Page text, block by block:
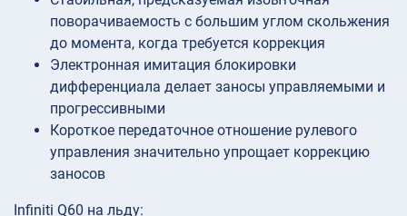
поворачиваемость с большим углом скольжения
до момента, когда требуется коррекция
Электронная имитация блокировки
дифференциала делает заносы управляемыми и
прогрессивными
Короткое передаточное отношение рулевого
управления значительно упрощает коррекцию
заносов
Infiniti Q60 на льду: